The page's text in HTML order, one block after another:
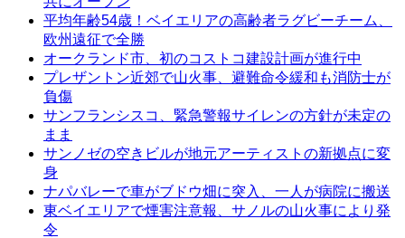
平均年齢54歳！ベイエリアの高齢者ラグビーチーム、
欧州遠征で全勝
オークランド市、初のコストコ建設計画が進行中
プレザントン近郊で山火事、避難命令緩和も消防士が
負傷
サンフランシスコ、緊急警報サイレンの方針が未定の
まま
サンノゼの空きビルが地元アーティストの新拠点に変
身
ナパバレーで車がブドウ畑に突入、一人が病院に搬送
東ベイエリアで煙害注意報、サノルの山火事により発
令